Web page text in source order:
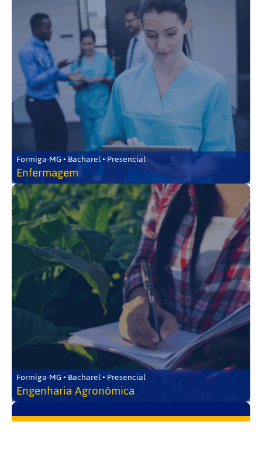
Formiga-MG • Bacharel • Presencial
Enfermagem
Formiga-MG • Bacharel • Presencial
Engenharia Agronômica